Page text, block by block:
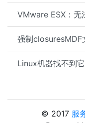
VMware ESX：无
强制closuresMDF
Linux机器找不到
© 2017 服